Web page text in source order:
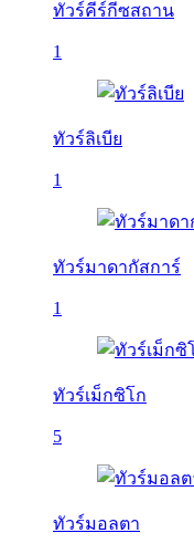
ทัวร์คีร์กีซสถาน
1
ทัวร์ลิเบีย
1
ทัวร์มาดากัสการ์
1
ทัวร์เม็กซิโก
5
ทัวร์มอลตา